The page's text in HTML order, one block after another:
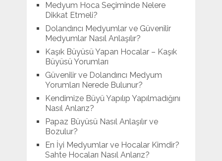
Medyum Hoca Seçiminde Nelere
Dikkat Etmeli?
Dolandırıcı Medyumlar ve Güvenilir
Medyumlar Nasıl Anlaşılır?
Kaşık Büyüsü Yapan Hocalar – Kaşık
Büyüsü Yorumları
Güvenilir ve Dolandırıcı Medyum
Yorumları Nerede Bulunur?
Kendimize Büyü Yapılıp Yapılmadığını
Nasıl Anlarız?
Papaz Büyüsü Nasıl Anlaşılır ve
Bozulur?
En İyi Medyumlar ve Hocalar Kimdir?
Sahte Hocaları Nasıl Anlarız?